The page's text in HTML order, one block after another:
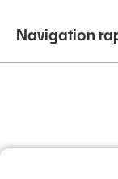
Navigation